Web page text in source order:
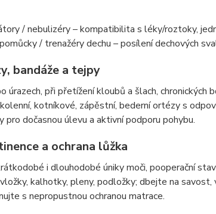
/ nebulizéry – kompatibilita s léky/roztoky,
/ trenažéry dechu – posílení dechových
bandáže a tejpy
úrazech, při přetížení kloubů a šlach, chronických
kotníkové, zápěstní, bederní ortézy s
pro dočasnou úlevu a aktivní podporu pohybu.
a ochrana lůžka
i dlouhodobé úniky moči, pooperační
kalhotky, pleny, podložky; dbejte na
s nepropustnou ochranou matrace.